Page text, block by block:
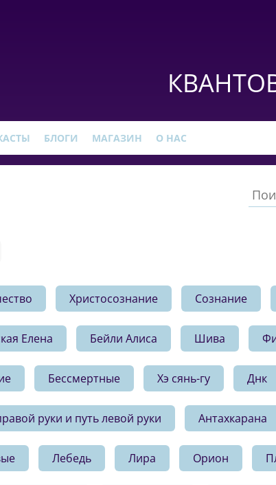
БЛОГИ МАГАЗИН О НАС
Христосознание Сознание
Елена Бейли Алиса Шива
Бессмертные Хэ сянь-гу Днк
руки и путь левой руки Антахкарана
Лебедь Лира Орион